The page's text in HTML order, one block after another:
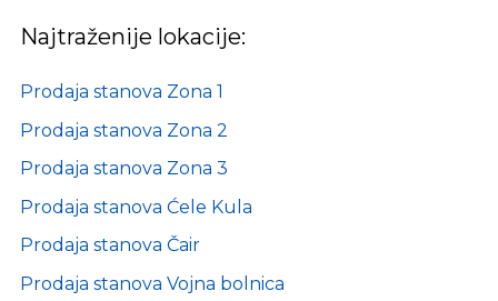
Najtraženije lokacije:
Prodaja stanova Zona 1
Prodaja stanova Zona 2
Prodaja stanova Zona 3
Prodaja stanova Ćele Kula
Prodaja stanova Čair
Prodaja stanova Vojna bolnica